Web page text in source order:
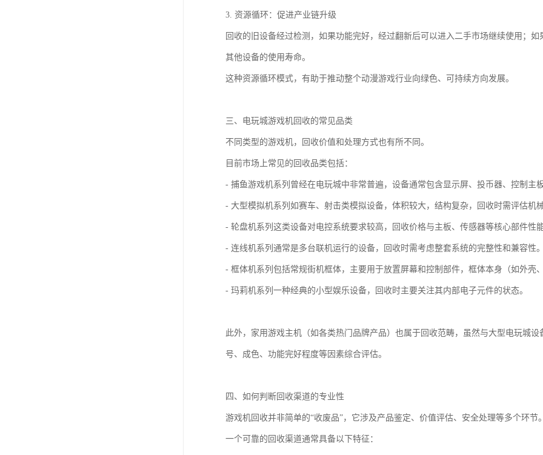
3. 资源循环：促进产业链升级
回收的旧设备经过检测，如果功能完好，经过翻新后可以进入二手市场继续使用；
其他设备的使用寿命。
这种资源循环模式，有助于推动整个动漫游戏行业向绿色、可持续方向发展。
三、电玩城游戏机回收的常见品类
不同类型的游戏机，回收价值和处理方式也有所不同。
目前市场上常见的回收品类包括：
- 捕鱼游戏机系列曾经在电玩城中非常普遍，设备通常包含显示屏、投币器、控制主
- 大型模拟机系列如赛车、射击类模拟设备，体积较大，结构复杂，回收时需评估机
- 轮盘机系列这类设备对电控系统要求较高，回收价格与主板、传感器等核心部件性
- 连线机系列通常是多台联机运行的设备，回收时需考虑整套系统的完整性和兼容性
- 框体机系列包括常规街机框体，主要用于放置屏幕和控制部件，框体本身（如外壳
- 玛莉机系列一种经典的小型娱乐设备，回收时主要关注其内部电子元件的状态。
此外，家用游戏主机（如各类热门品牌产品）也属于回收范畴，虽然与大型电玩城
号、成色、功能完好程度等因素综合评估。
四、如何判断回收渠道的专业性
游戏机回收并非简单的“收废品”，它涉及产品鉴定、价值评估、安全处理等多个环节
一个可靠的回收渠道通常具备以下特征：